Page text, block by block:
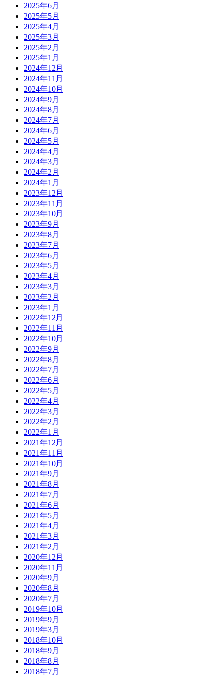
2025年6月
2025年5月
2025年4月
2025年3月
2025年2月
2025年1月
2024年12月
2024年11月
2024年10月
2024年9月
2024年8月
2024年7月
2024年6月
2024年5月
2024年4月
2024年3月
2024年2月
2024年1月
2023年12月
2023年11月
2023年10月
2023年9月
2023年8月
2023年7月
2023年6月
2023年5月
2023年4月
2023年3月
2023年2月
2023年1月
2022年12月
2022年11月
2022年10月
2022年9月
2022年8月
2022年7月
2022年6月
2022年5月
2022年4月
2022年3月
2022年2月
2022年1月
2021年12月
2021年11月
2021年10月
2021年9月
2021年8月
2021年7月
2021年6月
2021年5月
2021年4月
2021年3月
2021年2月
2020年12月
2020年11月
2020年9月
2020年8月
2020年7月
2019年10月
2019年9月
2019年3月
2018年10月
2018年9月
2018年8月
2018年7月